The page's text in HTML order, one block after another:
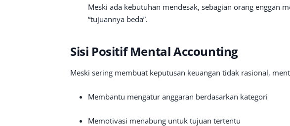
Meski ada kebutuhan mendesak, sebagian orang enggan
“tujuannya beda”.
Sisi Positif Mental Accounting
Meski sering membuat keputusan keuangan tidak rasional,
Membantu mengatur anggaran berdasarkan kategori
Memotivasi menabung untuk tujuan tertentu